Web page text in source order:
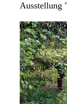
Ausstellung
Bild: ©
Kategorie:
Ausstellung